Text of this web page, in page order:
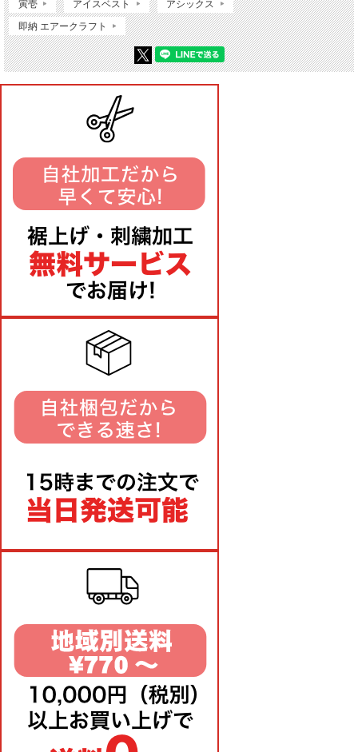
寅壱 アイスベスト アシックス
即納 エアークラフト